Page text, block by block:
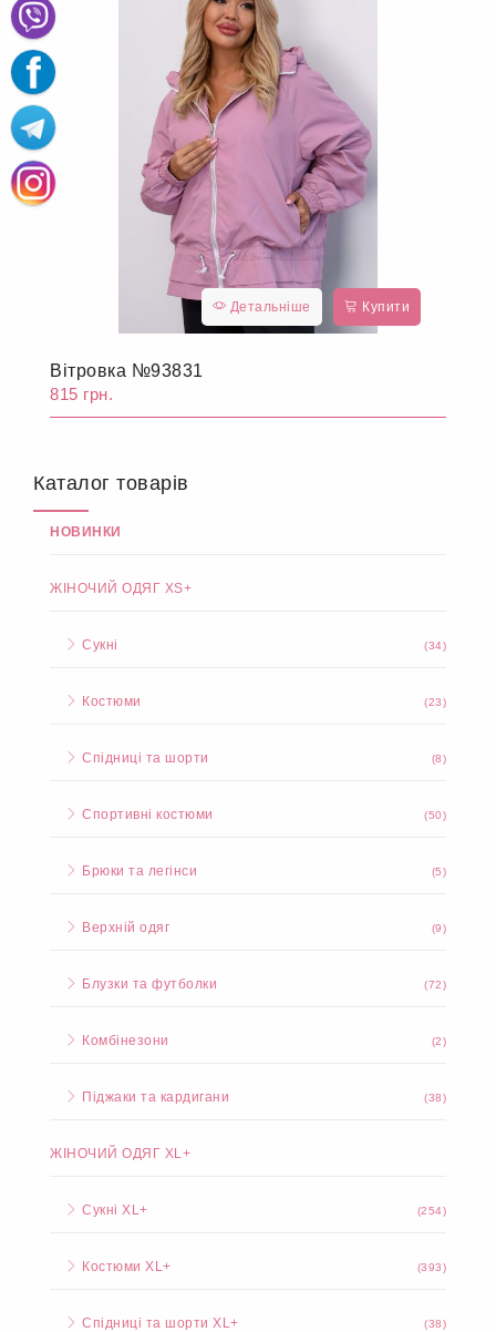
Детальніше Купити
Вітровка №93831
815 грн.
Каталог товарів
НОВИНКИ
ЖІНОЧИЙ ОДЯГ XS+
Сукні (34)
Костюми (23)
Спідниці та шорти (8)
Спортивні костюми (50)
Брюки та легінси (5)
Верхній одяг (9)
Блузки та футболки (72)
Комбінезони (2)
Піджаки та кардигани (38)
ЖІНОЧИЙ ОДЯГ XL+
Сукні XL+ (254)
Костюми XL+ (393)
Спідниці та шорти XL+ (38)